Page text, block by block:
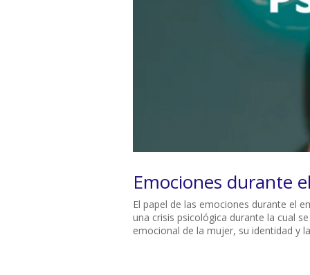
Emociones durante
El papel de las emociones durante el
una crisis psicológica durante la cual
emocional de la mujer, su identidad y